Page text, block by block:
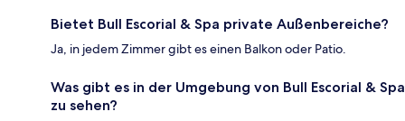
Bietet Bull Escorial & Spa private Außenbereiche?
Ja, in jedem Zimmer gibt es einen Balkon oder Patio.
Was gibt es in der Umgebung von Bull Escorial & Spa
zu sehen?